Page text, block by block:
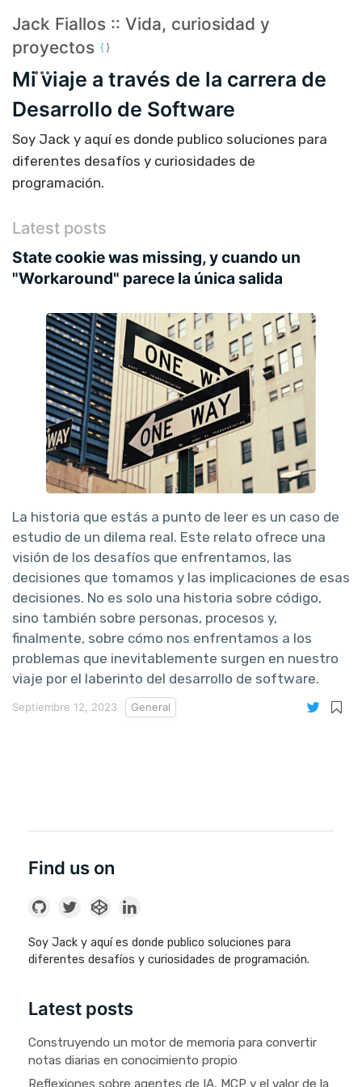
Jack Fiallos :: Vida, curiosidad y
proyectos
Mi viaje a través de la carrera de
Desarrollo de Software
Soy Jack y aquí es donde publico soluciones para
diferentes desafíos y curiosidades de
programación.
Latest posts
State cookie was missing, y cuando un
"Workaround" parece la única salida
La historia que estás a punto de leer es un caso de
estudio de un dilema real. Este relato ofrece una
visión de los desafíos que enfrentamos, las
decisiones que tomamos y las implicaciones de esas
decisiones. No es solo una historia sobre código,
sino también sobre personas, procesos y,
finalmente, sobre cómo nos enfrentamos a los
problemas que inevitablemente surgen en nuestro
viaje por el laberinto del desarrollo de software.
Septiembre 12, 2023 General
Find us on
Soy Jack y aquí es donde publico soluciones para
diferentes desafíos y curiosidades de programación.
Latest posts
Construyendo un motor de memoria para convertir
notas diarias en conocimiento propio
Reflexiones sobre agentes de IA, MCP y el valor de la